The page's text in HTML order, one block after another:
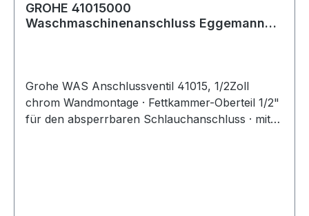
GROHE 41015000
Waschmaschinenanschluss Eggemann
Grohe WAS Anschlussventil 41015, 1/2Zoll
chrom Wandmontage · Fettkammer-Oberteil 1/2"
für den absperrbaren Schlauchanschluss · mit